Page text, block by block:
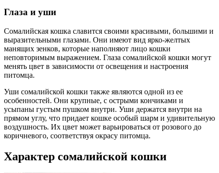
Глаза и уши
Сомалийская кошка славится своими красивыми, большими и
выразительными глазами. Они имеют вид ярко-желтых
манящих зенков, которые наполняют лицо кошки
неповторимым выражением. Глаза сомалийской кошки могут
менять цвет в зависимости от освещения и настроения
питомца.
Уши сомалийской кошки также являются одной из ее
особенностей. Они крупные, с острыми кончиками и
усыпаны густым пушком внутри. Уши держатся внутри на
прямом углу, что придает кошке особый шарм и удивительную
воздушность. Их цвет может варьироваться от розового до
коричневого, соответствуя окрасу питомца.
Характер сомалийской кошки